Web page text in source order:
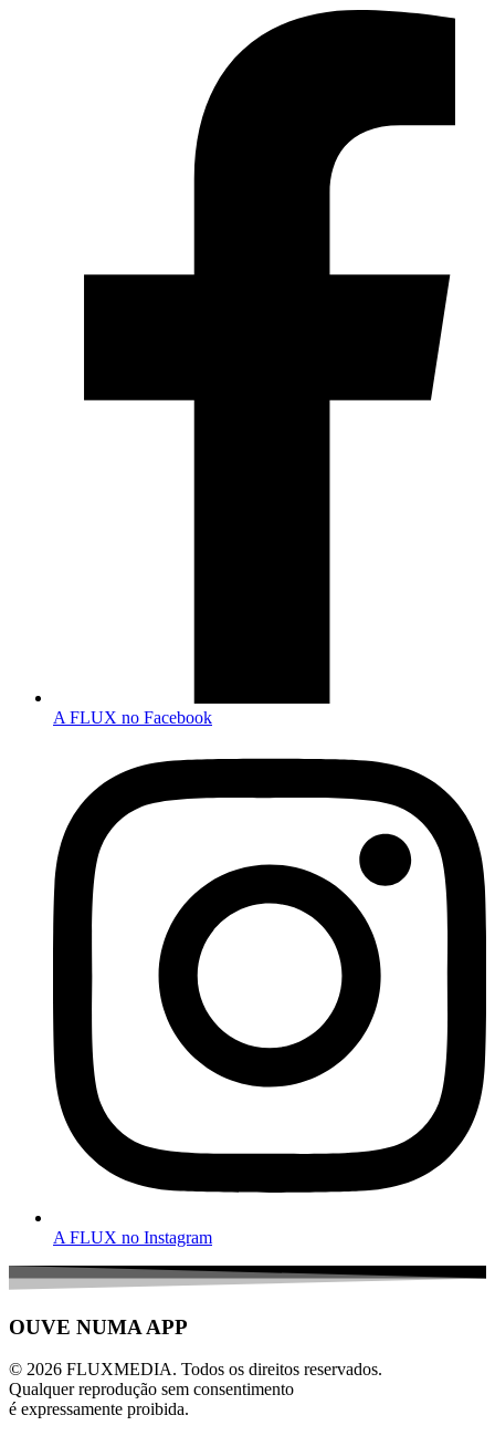
A FLUX no Facebook
A FLUX no Instagram
OUVE NUMA APP
© 2026 FLUXMEDIA. Todos os direitos reservados.
Qualquer reprodução sem consentimento
é expressamente proibida.